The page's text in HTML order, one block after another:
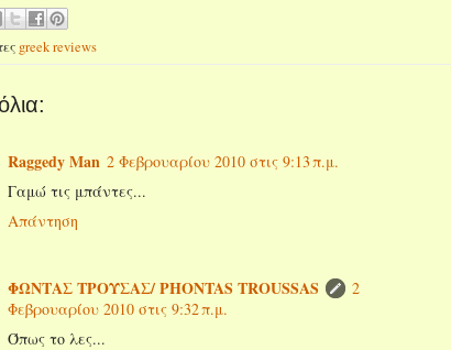
greek reviews
Raggedy Man 2 Φεβρουαρίου 2010 στις 9:13 π.μ.
Γαμώ τις μπάντες...
Απάντηση
ΦΩΝΤΑΣ ΤΡΟΥΣΑΣ/ PHONTAS TROUSSAS
2
Φεβρουαρίου 2010 στις 9:32 π.μ.
Όπως το λες...